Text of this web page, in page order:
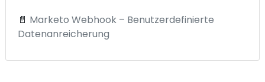
📄 Marketo Webhook – Benutzerdefinierte
Datenanreicherung